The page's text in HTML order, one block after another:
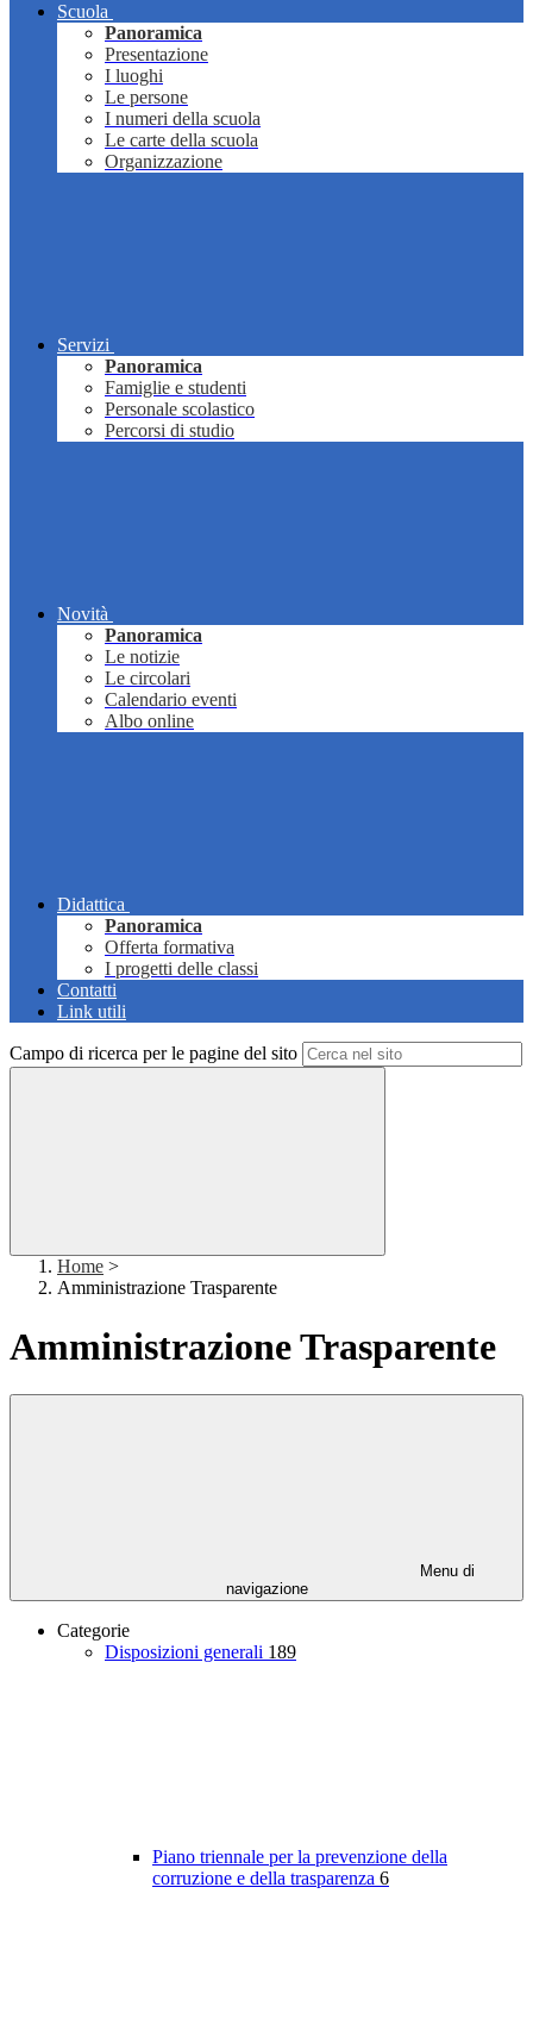
Scuola
Panoramica
Presentazione
I luoghi
Le persone
I numeri della scuola
Le carte della scuola
Organizzazione
Servizi
Panoramica
Famiglie e studenti
Personale scolastico
Percorsi di studio
Novità
Panoramica
Le notizie
Le circolari
Calendario eventi
Albo online
Didattica
Panoramica
Offerta formativa
I progetti delle classi
Contatti
Link utili
Campo di ricerca per le pagine del sito
Home >
Amministrazione Trasparente
Amministrazione Trasparente
Menu di
navigazione
Categorie
Disposizioni generali 189
Piano triennale per la prevenzione della
corruzione e della trasparenza 6